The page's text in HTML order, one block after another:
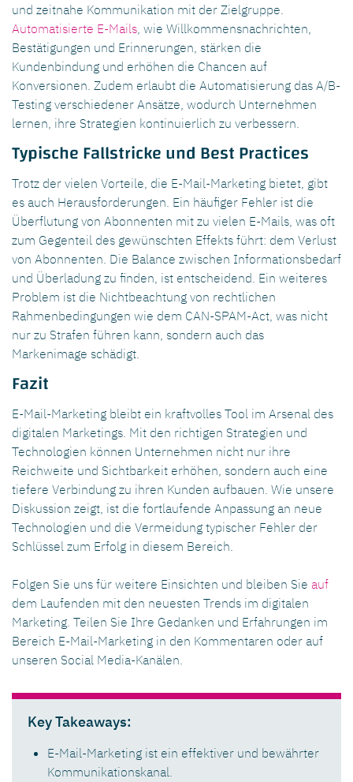
und zeitnahe Kommunikation mit der Zielgruppe.
Automatisierte E-Mails , wie Willkommensnachrichten,
Bestätigungen und Erinnerungen, stärken die
Kundenbindung und erhöhen die Chancen auf
Konversionen. Zudem erlaubt die Automatisierung das A/B-
Testing verschiedener Ansätze, wodurch Unternehmen
lernen, ihre Strategien kontinuierlich zu verbessern.
Typische Fallstricke und Best Practices
Trotz der vielen Vorteile, die E-Mail-Marketing bietet, gibt
es auch Herausforderungen. Ein häufiger Fehler ist die
Überflutung von Abonnenten mit zu vielen E-Mails, was oft
zum Gegenteil des gewünschten Effekts führt: dem Verlust
von Abonnenten. Die Balance zwischen Informationsbedarf
und Überladung zu finden, ist entscheidend. Ein weiteres
Problem ist die Nichtbeachtung von rechtlichen
Rahmenbedingungen wie dem CAN-SPAM-Act, was nicht
nur zu Strafen führen kann, sondern auch das
Markenimage schädigt.
Fazit
E-Mail-Marketing bleibt ein kraftvolles Tool im Arsenal des
digitalen Marketings. Mit den richtigen Strategien und
Technologien können Unternehmen nicht nur ihre
Reichweite und Sichtbarkeit erhöhen, sondern auch eine
tiefere Verbindung zu ihren Kunden aufbauen. Wie unsere
Diskussion zeigt, ist die fortlaufende Anpassung an neue
Technologien und die Vermeidung typischer Fehler der
Schlüssel zum Erfolg in diesem Bereich.
Folgen Sie uns für weitere Einsichten und bleiben Sie auf
dem Laufenden mit den neuesten Trends im digitalen
Marketing. Teilen Sie Ihre Gedanken und Erfahrungen im
Bereich E-Mail-Marketing in den Kommentaren oder auf
unseren Social Media-Kanälen.
Key Takeaways:
E-Mail-Marketing ist ein effektiver und bewährter
Kommunikationskanal.